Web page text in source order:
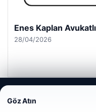
Enes Kaplan
28/04/2026
deneyiminizi
Göz Atın